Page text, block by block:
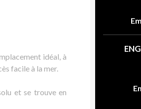
idéal, à
facile à la mer.
et se trouve en